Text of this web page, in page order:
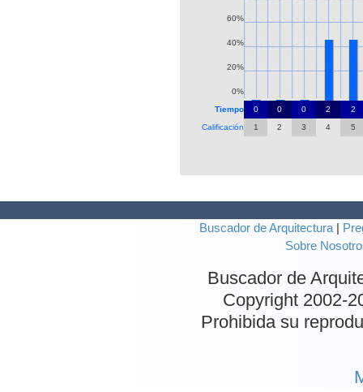
60%
40%
20%
0%
Tiempo
0 0 0 2
2
Calificación
1 2 3 4 5
Buscador de Arquitectura
Sobre
Buscador de
Copyright 2002-
Prohibida su